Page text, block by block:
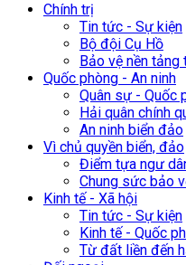
Chính trị
Tin tức - Sự kiện
Bộ đội Cụ Hồ
Bảo vệ nền
Quốc phòng - An ninh
Quân sự - Quốc
Hải quân chính
An ninh biển đảo
Vì chủ quyền biển, đảo
Điểm tựa ngư
Chung sức bảo
Kinh tế - Xã hội
Tin tức - Sự kiện
Kinh tế - Quốc
Từ đất liền đến